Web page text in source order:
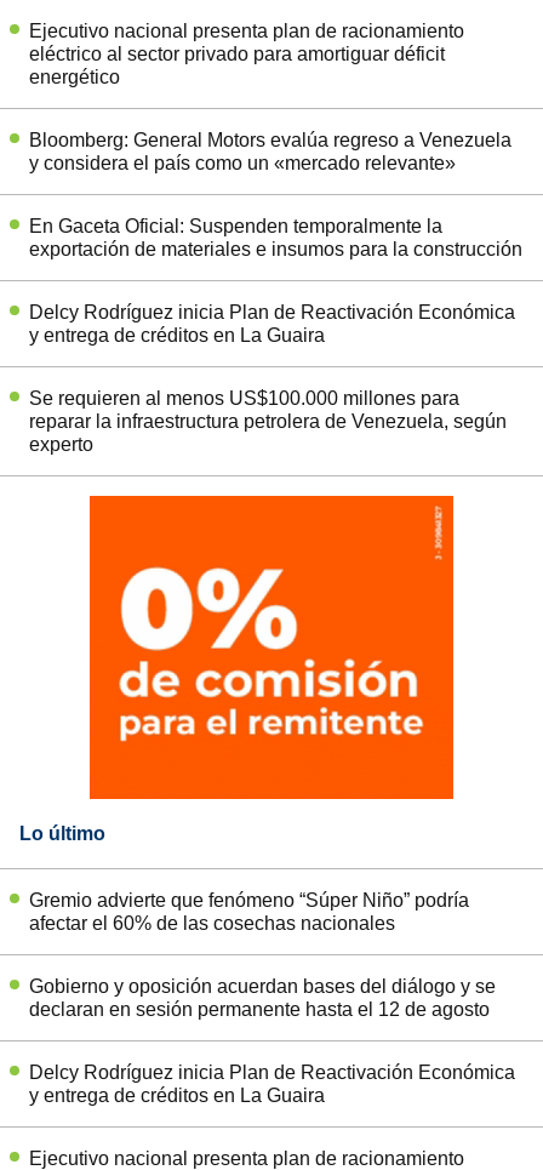
Ejecutivo nacional presenta plan de racionamiento
eléctrico al sector privado para amortiguar déficit
energético
Bloomberg: General Motors evalúa regreso a Venezuela
y considera el país como un «mercado relevante»
En Gaceta Oficial: Suspenden temporalmente la
exportación de materiales e insumos para la construcción
Delcy Rodríguez inicia Plan de Reactivación Económica
y entrega de créditos en La Guaira
Se requieren al menos US$100.000 millones para
reparar la infraestructura petrolera de Venezuela, según
experto
Lo último
Gremio advierte que fenómeno “Súper Niño” podría
afectar el 60% de las cosechas nacionales
Gobierno y oposición acuerdan bases del diálogo y se
declaran en sesión permanente hasta el 12 de agosto
Delcy Rodríguez inicia Plan de Reactivación Económica
y entrega de créditos en La Guaira
Ejecutivo nacional presenta plan de racionamiento